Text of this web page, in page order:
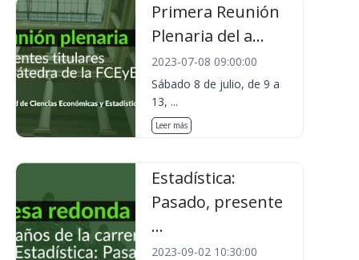
Primera Reunión
Plenaria del a...
2023-07-08 09:00:00
Sábado 8 de julio, de 9 a
13, ...
Leer más
Estadística:
Pasado, presente
...
2023-09-02 10:30:00